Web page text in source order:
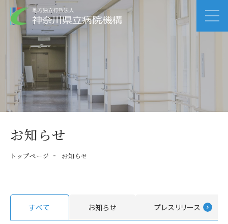
お知らせ
トップページ お知らせ
すべて お知らせ プレスリリース